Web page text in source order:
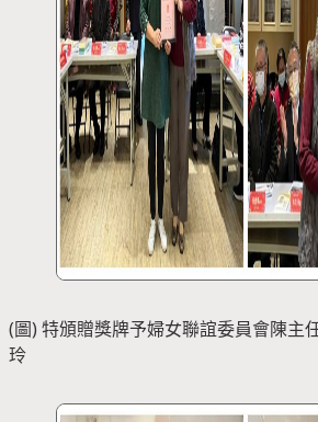
(圖) 特頒贈獎牌予婦女聯誼委員會陳主
玲